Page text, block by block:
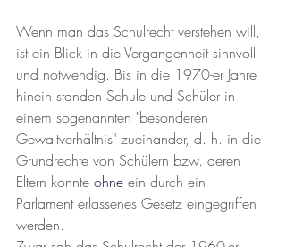
Wenn man das Schulrecht verstehen will,
ist ein Blick in die Vergangenheit sinnvoll
und notwendig. Bis in die 1970-er Jahre
hinein standen Schule und Schüler in
einem sogenannten "besonderen
Gewaltverhältnis" zueinander, d. h. in die
Grundrechte von Schülern bzw. deren
Eltern konnte ohne ein durch ein
Parlament erlassenes Gesetz eingegriffen
werden.